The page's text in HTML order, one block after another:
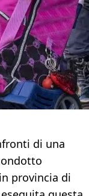
di una
provincia di